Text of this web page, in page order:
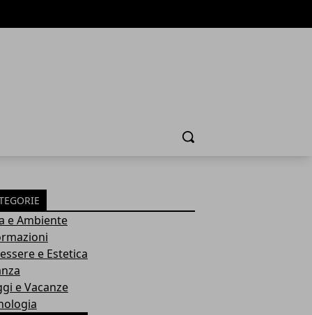
Cerca
e Ambiente
e Estetica
e Vacanze